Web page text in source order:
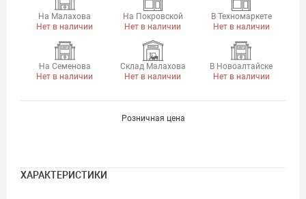
На Малахова
Нет в наличии
На Покровской
Нет в наличии
В Техномаркете
Нет в наличии
На Семенова
Нет в наличии
Склад Малахова
Нет в наличии
В Новоалтайске
Нет в наличии
Розничная цена
ХАРАКТЕРИСТИКИ